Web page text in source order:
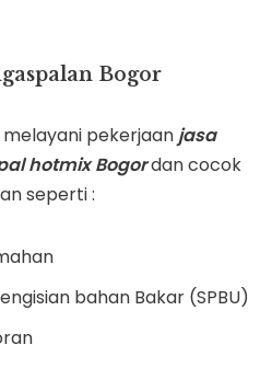
Bogor
pekerjaan jasa
hotmixBogordan cocok
seperti :
bahan Bakar (SPBU)